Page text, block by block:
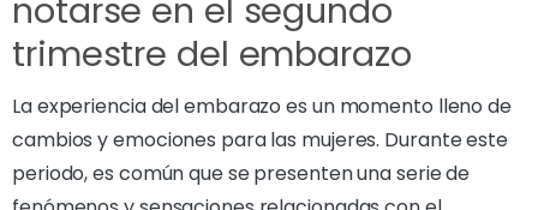
notarse en el segundo
trimestre del embarazo
La experiencia del embarazo es un momento lleno de
cambios y emociones para las mujeres. Durante este
periodo, es común que se presenten una serie de